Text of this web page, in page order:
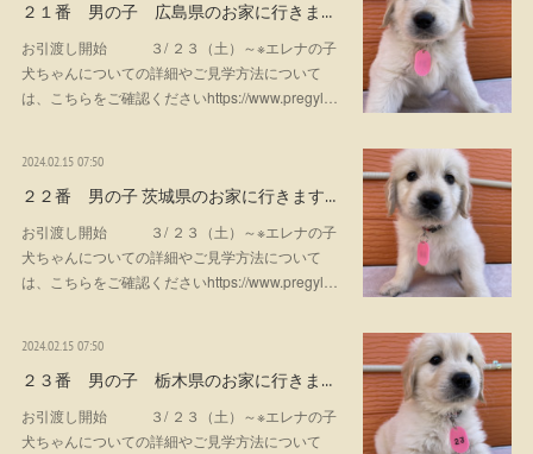
２１番 男の子 広島県のお家に行きま…
お引渡し開始 ３/ ２３（土）～※エレナの子
犬ちゃんについての詳細やご見学方法について
は、こちらをご確認くださいhttps://www.pregyl…
2024.02.15 07:50
２２番 男の子 茨城県のお家に行きます…
お引渡し開始 ３/ ２３（土）～※エレナの子
犬ちゃんについての詳細やご見学方法について
は、こちらをご確認くださいhttps://www.pregyl…
2024.02.15 07:50
２３番 男の子 栃木県のお家に行きま…
お引渡し開始 ３/ ２３（土）～※エレナの子
犬ちゃんについての詳細やご見学方法について